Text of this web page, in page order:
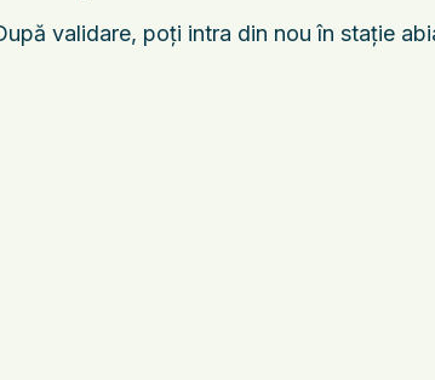
validare, poți intra din nou în stație